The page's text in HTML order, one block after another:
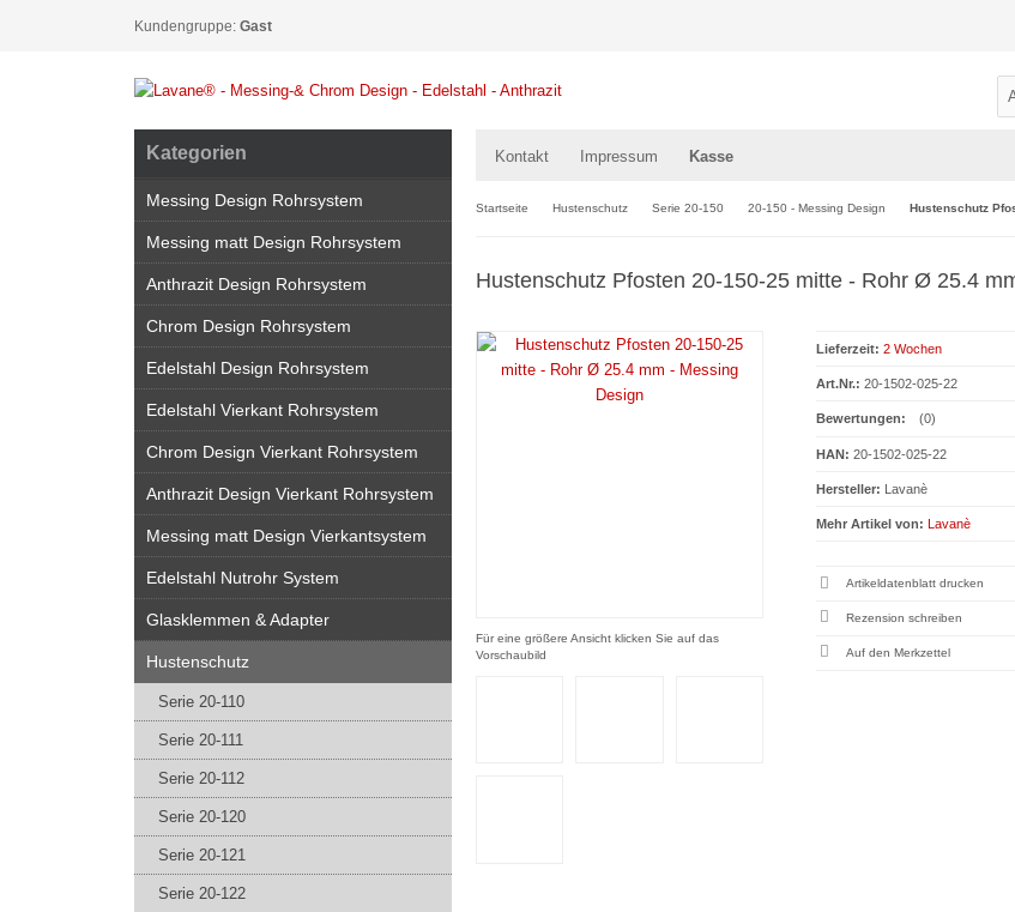
Kundengruppe: Gast
Kontakt Impressum Kasse
Startseite Hustenschutz Serie 20-150 20-150 - Messing Design Hustenschutz
Hustenschutz Pfosten 20-150-25 mitte - Rohr Ø 25.4
Für eine größere Ansicht klicken Sie auf das
Vorschaubild
Lieferzeit: 2 Wochen
Art.Nr.: 20-1502-025-22
Bewertungen: (0)
HAN: 20-1502-025-22
Hersteller: Lavanè
Mehr Artikel von: Lavanè
Artikeldatenblatt drucken
Rezension schreiben
Kategorien
Messing Design Rohrsystem
Messing matt Design Rohrsystem
Anthrazit Design Rohrsystem
Chrom Design Rohrsystem
Edelstahl Design Rohrsystem
Edelstahl Vierkant Rohrsystem
Chrom Design Vierkant Rohrsystem
Anthrazit Design Vierkant Rohrsystem
Messing matt Design Vierkantsystem
Edelstahl Nutrohr System
Glasklemmen & Adapter
Hustenschutz
Serie 20-110
Serie 20-111
Serie 20-112
Serie 20-120
Serie 20-121
Serie 20-122